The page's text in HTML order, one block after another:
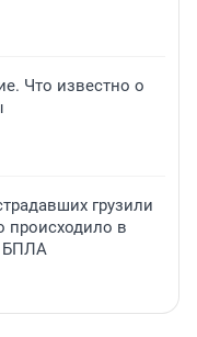
Что известно о
грузили
происходило в
БПЛА